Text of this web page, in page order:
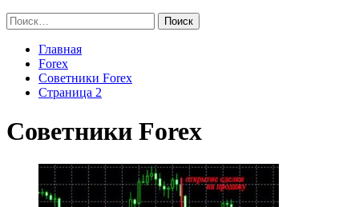
Найти:
Главная
Forex
Советники Forex
Страница 2
Советники Forex